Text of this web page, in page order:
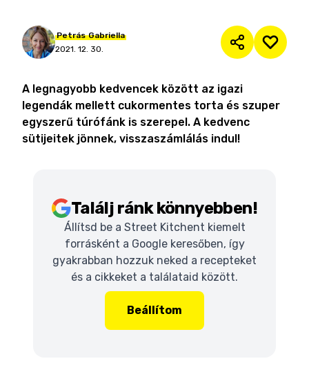
Petrás Gabriella
2021. 12. 30.
A legnagyobb kedvencek között az igazi
legendák mellett cukormentes torta és szuper
egyszerű túrófánk is szerepel. A kedvenc
sütijeitek jönnek, visszaszámlálás indul!
Találj ránk könnyebben!
Állítsd be a Street Kitchent kiemelt
forrásként a Google keresőben, így
gyakrabban hozzuk neked a recepteket
és a cikkeket a találataid között.
Beállítom